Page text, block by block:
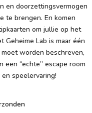
en doorzettingsvermogen
te brengen. En komen
om jullie op het
Geheime Lab is maar één
worden beschreven,
“echte” escape room
speelervaring!